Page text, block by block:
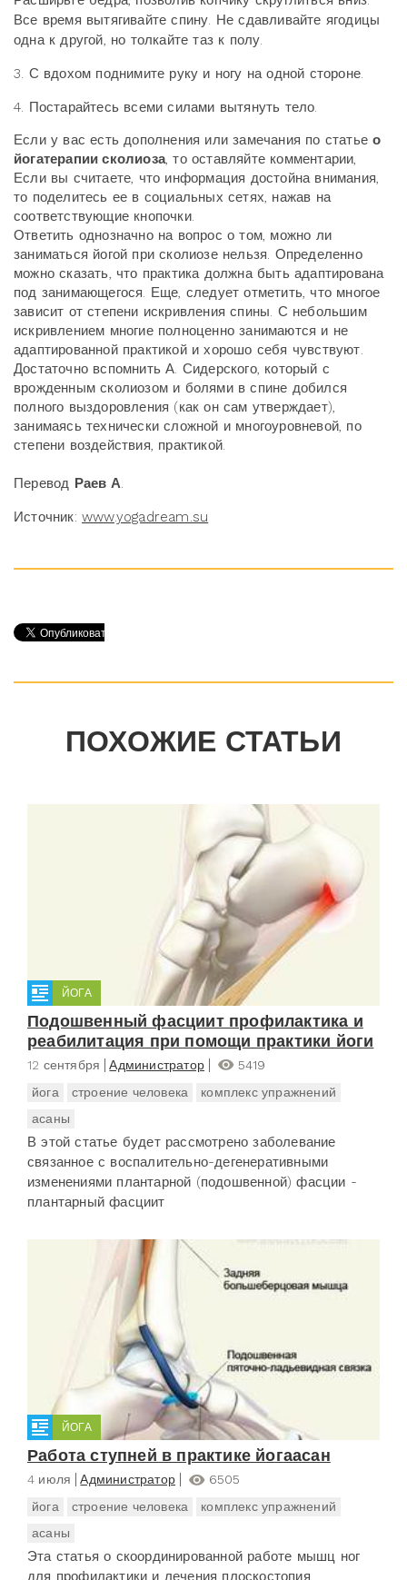
Все время вытягивайте спину. Не сдавливайте ягодицы
одна к другой, но толкайте таз к полу.
3. С вдохом поднимите руку и ногу на одной стороне.
4. Постарайтесь всеми силами вытянуть тело.
Если у вас есть дополнения или замечания по статьео
йогатерапии сколиоза, то оставляйте комментарии,
Если вы считаете, что информация достойна внимания,
то поделитесь ее в социальных сетях, нажав на
соответствующие кнопочки.
Ответить однозначно на вопрос о том, можно ли
заниматься йогой при сколиозе нельзя. Определенно
можно сказать, что практика должна быть адаптирована
под занимающегося. Еще, следует отметить, что многое
зависит от степени искривления спины. С небольшим
искривлением многие полноценно занимаются и не
адаптированной практикой и хорошо себя чувствуют.
Достаточно вспомнить А. Сидерского, который с
врожденным сколиозом и болями в спине добился
полного выздоровления (как он сам утверждает),
занимаясь технически сложной и многоуровневой, по
степени воздействия, практикой.
Перевод Раев А.
Источник: www.yogadream.su
ПОХОЖИЕ СТАТЬИ
ЙОГА
Подошвенный фасциит профилактика и
реабилитация при помощи практики йоги
12 сентября Администратор
5419
йога
строение человека
комплекс упражнений
асаны
В этой статье будет рассмотрено заболевание
связанное с воспалительно-дегенеративными
изменениями плантарной (подошвенной) фасции -
плантарный фасциит
ЙОГА
Работа ступней в практике йогаасан
4 июля Администратор
6505
йога
строение человека
комплекс упражнений
асаны
Эта статья о скоординированной работе мышц ног